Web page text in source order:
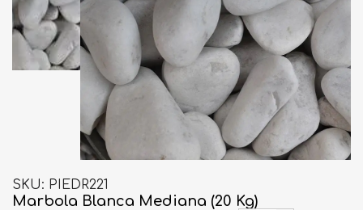
SKU PIEDR221
Marbola Blanca Mediana (20 Kg)